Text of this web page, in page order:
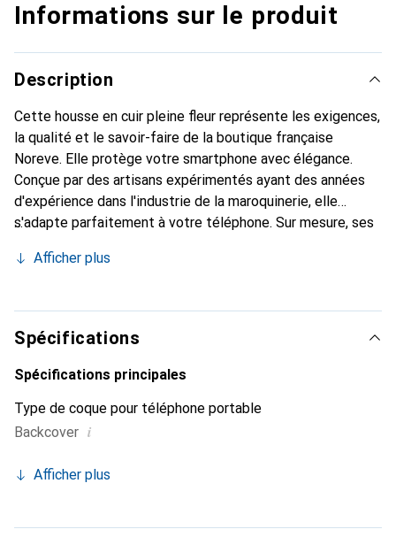
Informations sur le produit
Description
Cette housse en cuir pleine fleur représente les exigences,
la qualité et le savoir-faire de la boutique française
Noreve. Elle protège votre smartphone avec élégance.
Conçue par des artisans expérimentés ayant des années
d'expérience dans l'industrie de la maroquinerie, elle
s'adapte parfaitement à votre téléphone. Sur mesure, ses
peau. Elle devient l'accessoire chic et indispensable pour
ses produits de haute qualité, la marque Noreve est un
choix fiable pour une clientèle exigeante.
Afficher plus
Spécifications
Spécifications principales
Type de coque pour téléphone portable
Backcover i
Afficher plus